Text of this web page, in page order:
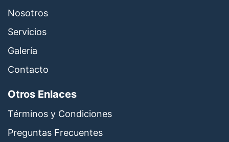
Nosotros
Servicios
Galería
Contacto
Otros Enlaces
Términos y Condiciones
Preguntas Frecuentes